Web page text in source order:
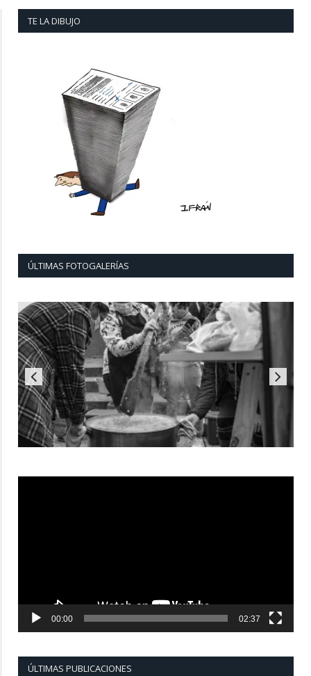
TE LA DIBUJO
ÚLTIMAS FOTOGALERÍAS
00:00 02:37
ÚLTIMAS PUBLICACIONES